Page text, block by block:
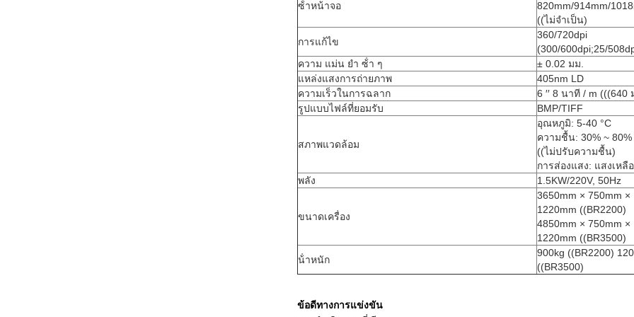
ซ้ําหน้าจอ
820mm/914mm/
((ไม่จําเป็น)
การแก้ไข
360/720dpi
(300/600dpi;25/
ความ แม่น ยํา ซ้ํา ๆ
± 0.02 มม.
แหล่งแสงการถ่ายภาพ
405nm LD
ความเร็วในการฉลาก
6 ′′ 8 นาที / m (((640
รูปแบบไฟล์ที่ยอมรับ
BMP/TIFF
สภาพแวดล้อม
อุณหภูมิ: 5-40 °C
ความชื้น: 30% ~ 80%
((ไม่ปรับความชื้น)
การส่องแสง: แสงเหลื
พลัง
1.5KW/220V, 50Hz
ขนาดเครื่อง
3650mm × 750mm ×
1220mm ((BR2200)
4850mm × 750mm ×
1220mm ((BR3500)
น้ําหนัก
900kg ((BR2200)
((BR3500)
ข้อดีทางการแข่งขัน